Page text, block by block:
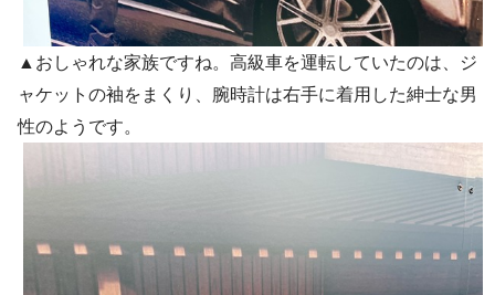
▲おしゃれな家族ですね。高級車を運転していたのは、ジ
ャケットの袖をまくり、腕時計は右手に着用した紳士な男
性のようです。